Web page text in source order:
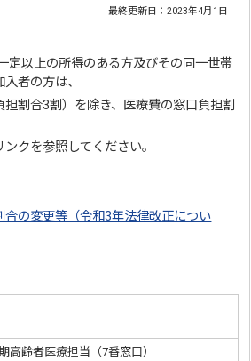
最終更新日：2023年4月1日
定以上の所得のある方及びその同一世帯
者の方は、
割合3割）を除き、医療費の窓口負担割
クを参照してください。
合の変更等（令和3年法律改正につい
齢者医療担当（7番窓口）